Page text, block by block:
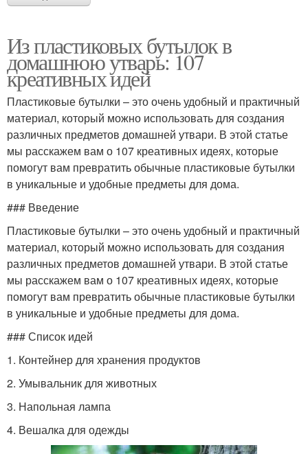
Из пластиковых бутылок в
домашнюю утварь: 107
креативных идей
Пластиковые бутылки – это очень удобный и практичный
материал, который можно использовать для создания
различных предметов домашней утвари. В этой статье
мы расскажем вам о 107 креативных идеях, которые
помогут вам превратить обычные пластиковые бутылки
в уникальные и удобные предметы для дома.
### Введение
Пластиковые бутылки – это очень удобный и практичный
материал, который можно использовать для создания
различных предметов домашней утвари. В этой статье
мы расскажем вам о 107 креативных идеях, которые
помогут вам превратить обычные пластиковые бутылки
в уникальные и удобные предметы для дома.
### Список идей
1. Контейнер для хранения продуктов
2. Умывальник для животных
3. Напольная лампа
4. Вешалка для одежды